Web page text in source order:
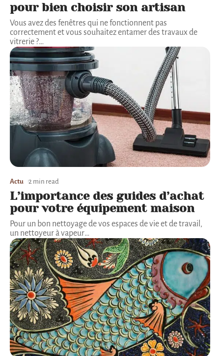
pour bien choisir son artisan
Vous avez des fenêtres qui ne fonctionnent pas
correctement et vous souhaitez entamer des travaux de
vitrerie ?…
Actu 2 min read
L’importance des guides d’achat
pour votre équipement maison
Pour un bon nettoyage de vos espaces de vie et de travail,
un nettoyeur à vapeur…